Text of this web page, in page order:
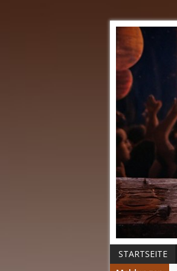
STARTSEITE